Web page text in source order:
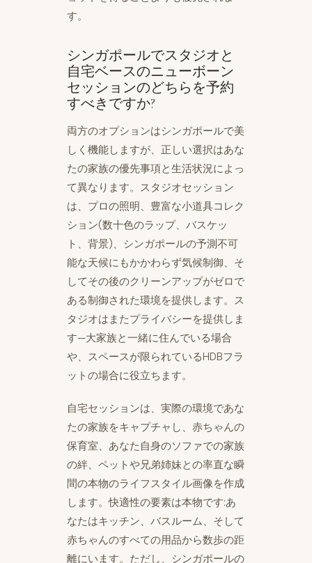
す。
シンガポールでスタジオと
自宅ベースのニューボーン
セッションのどちらを予約
すべきですか?
両方のオプションはシンガポールで美
しく機能しますが、正しい選択はあな
たの家族の優先事項と生活状況によっ
て異なります。スタジオセッション
は、プロの照明、豊富な小道具コレク
ション(数十色のラップ、バスケッ
ト、背景)、シンガポールの予測不可
能な天候にもかかわらず気候制御、そ
してその後のクリーンアップがゼロで
ある制御された環境を提供します。ス
タジオはまたプライバシーを提供しま
す—大家族と一緒に住んでいる場合
や、スペースが限られているHDBフラ
ットの場合に役立ちます。
自宅セッションは、実際の環境であな
たの家族をキャプチャし、赤ちゃんの
保育室、あなた自身のソファでの家族
の絆、ペットや兄弟姉妹との率直な瞬
間の本物のライフスタイル画像を作成
します。快適性の要素は本物です:あ
なたはキッチン、バスルーム、そして
赤ちゃんのすべての用品から数歩の距
離にいます。ただし、シンガポールの